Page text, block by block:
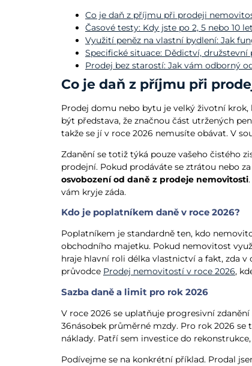
Co je daň z příjmu při prodeji
Časové testy: Kdy jste po 2, 5 nebo 10
Využití peněz na vlastní bydlení: Jak
Specifické situace: Dědictví,
Prodej bez starostí: Jak vám odborný
Co je daň z příjmu při
Prodej domu nebo bytu je velký životní
být představa, že značnou část utržených
takže se jí v roce 2026 nemusíte obávat. V
Zdanění se totiž týká pouze vašeho čistého
prodejní. Pokud prodáváte se ztrátou nebo
osvobození od daně z prodeje nemovitosti
vám kryje záda.
Kdo je poplatníkem daně v roce 2026?
Poplatníkem je standardně ten, kdo
obchodního majetku. Pokud nemovitost
hraje hlavní roli délka vlastnictví a fakt, zda
průvodce Prodej nemovitostí v roce 2026,
Sazba daně a limit pro rok 2026
V roce 2026 se uplatňuje progresivní
36násobek průměrné mzdy. Pro rok 2026
náklady. Patří sem investice do
Podívejme se na konkrétní příklad. Prodal